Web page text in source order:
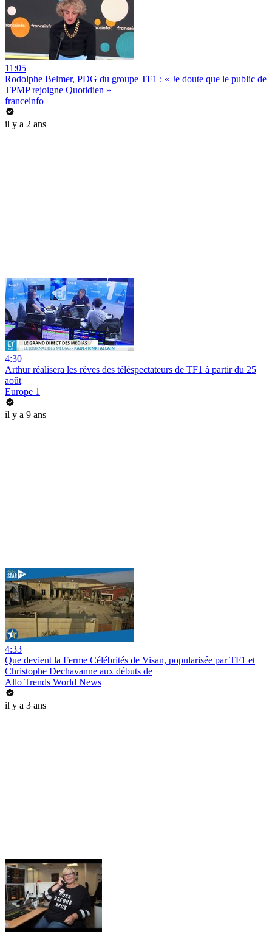
11:05
Rodolphe Belmer, PDG du groupe TF1 : « Je doute que le public de
TPMP rejoigne Quotidien »
franceinfo
il y a 2 ans
4:30
Arthur réalisera les rêves des téléspectateurs de TF1 à partir du 25
août
Europe 1
il y a 9 ans
4:33
Que devient la Ferme Célébrités de Visan, popularisée par TF1 et
Christophe Dechavanne aux débuts de
Allo Trends World News
il y a 3 ans